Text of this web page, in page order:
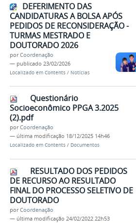
DEFERIMENTO DAS
CANDIDATURAS A BOLSA APÓS
PEDIDOS DE RECONSIDERAÇÃO -
TURMAS MESTRADO E
DOUTORADO 2026
porCoordenação
— publicado 23/02/2026
Localizado em Contents / Notícias
Questionário
Socioeconômico PPGA 3.2025
(2).pdf
porCoordenação
— última modificação 18/12/2025 14h46
Localizado em Contents / Documentos
RESULTADO DOS PEDIDOS
DE RECURSO AO RESULTADO
FINAL DO PROCESSO SELETIVO DE
DOUTORADO
porCoordenação
— última modificação 24/02/2022 22h53